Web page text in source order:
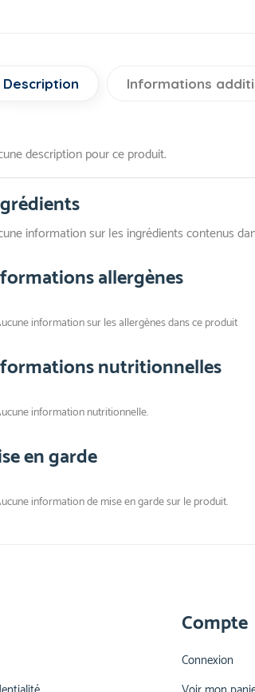
Description Informations
description pour ce produit.
information sur les ingrédients contenus
allergènes
information sur les allergènes dans ce produit
nutritionnelles
information nutritionnelle.
en garde
information de mise en garde sur le produit.
Compte
Connexion